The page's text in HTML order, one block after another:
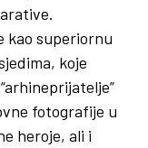
kao superiornu
koje
fotografije u
heroje, ali i